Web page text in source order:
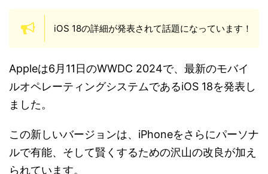
iOS 18の詳細が発表されて話題になっています！
Appleは6月11日のWWDC 2024で、最新のモバイ
ルオペレーティングシステムであるiOS 18を発表し
ました。
この新しいバージョンは、iPhoneをさらにパーソナ
ルで有能、そして賢くするための沢山の改良が加え
られています。